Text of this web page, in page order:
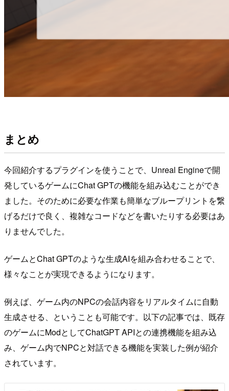
まとめ
今回紹介するプラグインを使うことで、Unreal Engineで開
発しているゲームにChat GPTの機能を組み込むことができ
ました。そのために必要な作業も簡単なブループリントを繋
げるだけで良く、複雑なコードなどを書いたりする必要はあ
りませんでした。
ゲームとChat GPTのような生成AIを組み合わせることで、
様々なことが実現できるようになります。
例えば、ゲーム内のNPCの会話内容をリアルタイムに自動
生成させる、ということも可能です。以下の記事では、既存
のゲームにModとしてChatGPT APIとの連携機能を組み込
み、ゲーム内でNPCと対話できる機能を実装した例が紹介
されています。